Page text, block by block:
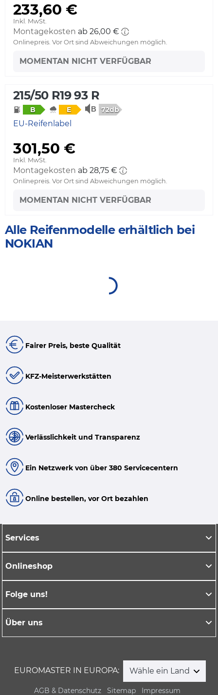
233,60 €
Inkl. MwSt.
Montagekosten ab 26,00 €
Onlinepreis. Vor Ort sind Abweichungen möglich.
MOMENTAN NICHT VERFÜGBAR
215/50 R19 93 R
B E 72db
EU-Reifenlabel
301,50 €
Inkl. MwSt.
Montagekosten ab 28,75 €
Onlinepreis. Vor Ort sind Abweichungen möglich.
MOMENTAN NICHT VERFÜGBAR
Alle Reifenmodelle erhältlich bei
NOKIAN
Fairer Preis, beste Qualität
KFZ-Meisterwerkstätten
Kostenloser Mastercheck
Verlässlichkeit und Transparenz
Ein Netzwerk von über 380 Servicecentern
Online bestellen, vor Ort bezahlen
Services
Onlineshop
Folge uns!
Über uns
EUROMASTER IN EUROPA: Wähle ein Land
AGB & Datenschutz Sitemap Impressum